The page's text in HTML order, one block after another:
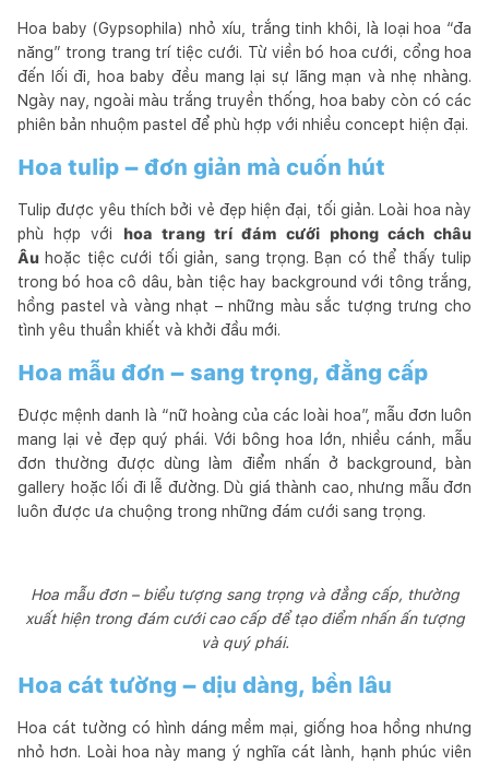
Hoa baby (Gypsophila) nhỏ xíu, trắng tinh khôi, là loại hoa “đa
năng” trong trang trí tiệc cưới. Từ viền bó hoa cưới, cổng hoa
đến lối đi, hoa baby đều mang lại sự lãng mạn và nhẹ nhàng.
Ngày nay, ngoài màu trắng truyền thống, hoa baby còn có các
phiên bản nhuộm pastel để phù hợp với nhiều concept hiện đại.
Hoa tulip – đơn giản mà cuốn hút
Tulip được yêu thích bởi vẻ đẹp hiện đại, tối giản. Loài hoa này
phù hợp với hoa trang trí đám cưới phong cách châu
Âu hoặc tiệc cưới tối giản, sang trọng. Bạn có thể thấy tulip
trong bó hoa cô dâu, bàn tiệc hay background với tông trắng,
hồng pastel và vàng nhạt – những màu sắc tượng trưng cho
tình yêu thuần khiết và khởi đầu mới.
Hoa mẫu đơn – sang trọng, đẳng cấp
Được mệnh danh là “nữ hoàng của các loài hoa”, mẫu đơn luôn
mang lại vẻ đẹp quý phái. Với bông hoa lớn, nhiều cánh, mẫu
đơn thường được dùng làm điểm nhấn ở background, bàn
gallery hoặc lối đi lễ đường. Dù giá thành cao, nhưng mẫu đơn
luôn được ưa chuộng trong những đám cưới sang trọng.
Hoa mẫu đơn – biểu tượng sang trọng và đẳng cấp, thường
xuất hiện trong đám cưới cao cấp để tạo điểm nhấn ấn tượng
và quý phái.
Hoa cát tường – dịu dàng, bền lâu
Hoa cát tường có hình dáng mềm mại, giống hoa hồng nhưng
nhỏ hơn. Loài hoa này mang ý nghĩa cát lành, hạnh phúc viên